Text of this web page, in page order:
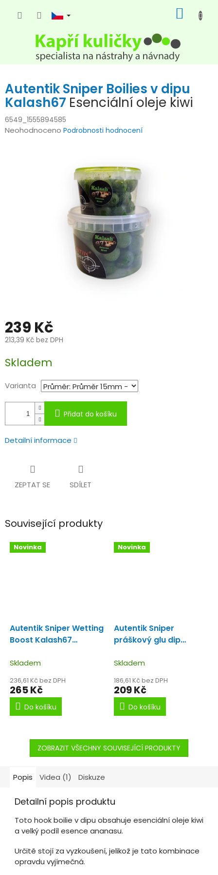
KOŠÍK
Autentik Sniper Boilies v dipu
Kalash67 Esenciální oleje kiwi
6549_1555894585
Průměrné
Neohodnoceno Podrobnosti hodnocení
239 Kč
213,39 Kč bez DPH
cena:
Skladem
Varianta
Přidat do košíku
Detailní informace
ZEPTAT SE SDÍLET
Související produkty
Novinka
Autentik Sniper Wetting
Boost Kalash67
Skladem
236,61 Kč bez DPH
265 Kč
Do košíku
Novinka
Autentik Sniper
práškový glu dip
Skladem
186,61 Kč bez DPH
209 Kč
Do košíku
ZOBRAZIT VŠECHNY SOUVISEJÍCÍ PRODUKTY
Popis Videa (1) Diskuze
Detailní popis produktu
Toto hook boilie v dipu obsahuje esenciální oleje kiwi
a velký podíl esence ananasu.
Určitě stojí za vyzkoušení, jelikož je tato kombinace
opravdu vyjímečná.